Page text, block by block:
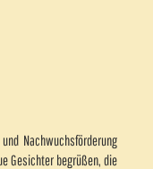
Nachwuchsförderung
Gesichter begrüßen, die